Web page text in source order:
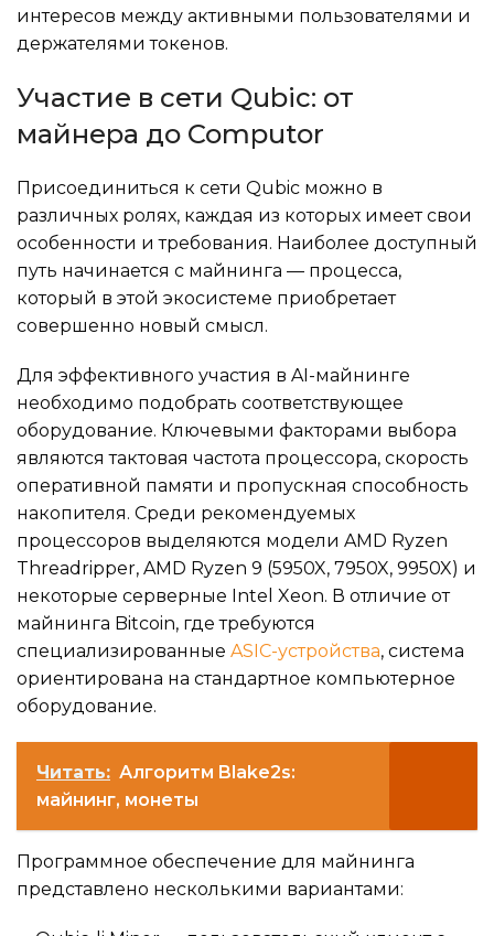
интересов между активными пользователями и
держателями токенов.
Участие в сети Qubic: от
майнера до Computor
Присоединиться к сети Qubic можно в
различных ролях, каждая из которых имеет свои
особенности и требования. Наиболее доступный
путь начинается с майнинга — процесса,
который в этой экосистеме приобретает
совершенно новый смысл.
Для эффективного участия в AI-майнинге
необходимо подобрать соответствующее
оборудование. Ключевыми факторами выбора
являются тактовая частота процессора, скорость
оперативной памяти и пропускная способность
накопителя. Среди рекомендуемых
процессоров выделяются модели AMD Ryzen
Threadripper, AMD Ryzen 9 (5950X, 7950X, 9950X) и
некоторые серверные Intel Xeon. В отличие от
майнинга Bitcoin, где требуются
специализированные ASIC-устройства, система
ориентирована на стандартное компьютерное
оборудование.
Читать: Алгоритм Blake2s:
майнинг, монеты
Программное обеспечение для майнинга
представлено несколькими вариантами: